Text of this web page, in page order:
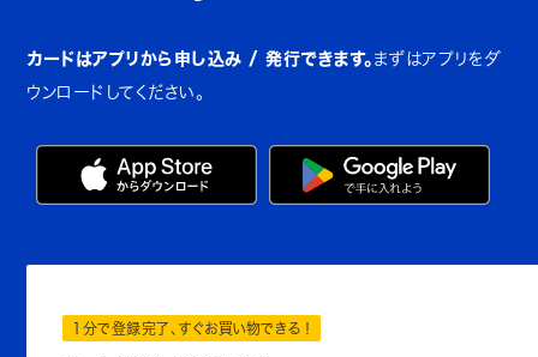
カードはアプリから申し込み / 発行できます。 まずはアプリをダ
ウンロードしてください。
1分で登録完了、すぐお買い物できる！